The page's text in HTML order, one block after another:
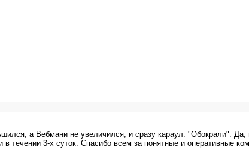
а Вебмани не увеличился, и сразу караул: "Обокрали". Да,
течении 3-х суток. Спасибо всем за понятные и оперативные